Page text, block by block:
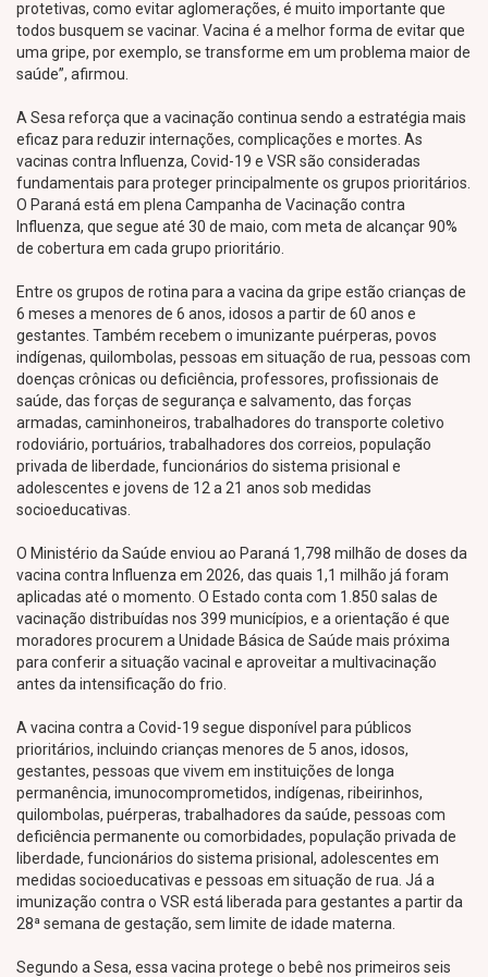
protetivas, como evitar aglomerações, é muito importante que
todos busquem se vacinar. Vacina é a melhor forma de evitar que
uma gripe, por exemplo, se transforme em um problema maior de
saúde”, afirmou.
A Sesa reforça que a vacinação continua sendo a estratégia mais
eficaz para reduzir internações, complicações e mortes. As
vacinas contra Influenza, Covid-19 e VSR são consideradas
fundamentais para proteger principalmente os grupos prioritários.
O Paraná está em plena Campanha de Vacinação contra
Influenza, que segue até 30 de maio, com meta de alcançar 90%
de cobertura em cada grupo prioritário.
Entre os grupos de rotina para a vacina da gripe estão crianças de
6 meses a menores de 6 anos, idosos a partir de 60 anos e
gestantes. Também recebem o imunizante puérperas, povos
indígenas, quilombolas, pessoas em situação de rua, pessoas com
doenças crônicas ou deficiência, professores, profissionais de
saúde, das forças de segurança e salvamento, das forças
armadas, caminhoneiros, trabalhadores do transporte coletivo
rodoviário, portuários, trabalhadores dos correios, população
privada de liberdade, funcionários do sistema prisional e
adolescentes e jovens de 12 a 21 anos sob medidas
socioeducativas.
O Ministério da Saúde enviou ao Paraná 1,798 milhão de doses da
vacina contra Influenza em 2026, das quais 1,1 milhão já foram
aplicadas até o momento. O Estado conta com 1.850 salas de
vacinação distribuídas nos 399 municípios, e a orientação é que
moradores procurem a Unidade Básica de Saúde mais próxima
para conferir a situação vacinal e aproveitar a multivacinação
antes da intensificação do frio.
A vacina contra a Covid-19 segue disponível para públicos
prioritários, incluindo crianças menores de 5 anos, idosos,
gestantes, pessoas que vivem em instituições de longa
permanência, imunocomprometidos, indígenas, ribeirinhos,
quilombolas, puérperas, trabalhadores da saúde, pessoas com
deficiência permanente ou comorbidades, população privada de
liberdade, funcionários do sistema prisional, adolescentes em
medidas socioeducativas e pessoas em situação de rua. Já a
imunização contra o VSR está liberada para gestantes a partir da
28ª semana de gestação, sem limite de idade materna.
Segundo a Sesa, essa vacina protege o bebê nos primeiros seis